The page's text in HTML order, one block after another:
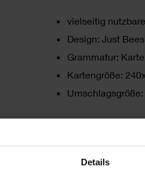
Details
vielseitig
Design: Just
Grammatur:
Kartengröße:
Umschlagsgröße:
HERSTELLER